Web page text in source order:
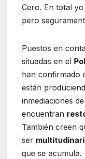
Cero. En total
pero
Puestos en
situadas en el
han confirmado
están
inmediaciones
encuentran
También creen
ser
que se acumula.